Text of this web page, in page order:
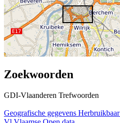
Zoekwoorden
GDI-Vlaanderen Trefwoorden
Geografische gegevens Herbruikbaar